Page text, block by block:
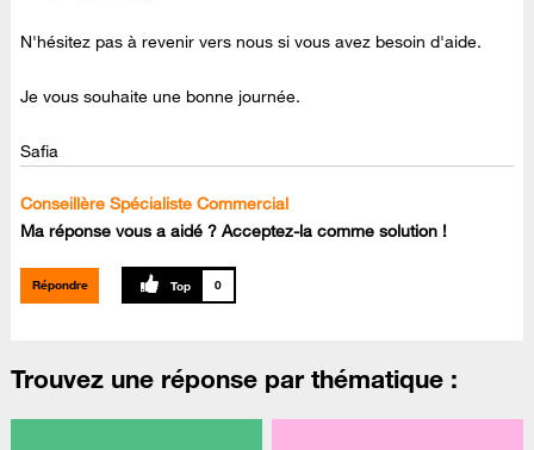
N'hésitez pas à revenir vers nous si vous avez besoin d'aide.
Je vous souhaite une bonne journée.
Safia
Conseillère Spécialiste Commercial
Ma réponse vous a aidé ? Acceptez-la comme solution !
Répondre 0
Trouvez une réponse par thématique :